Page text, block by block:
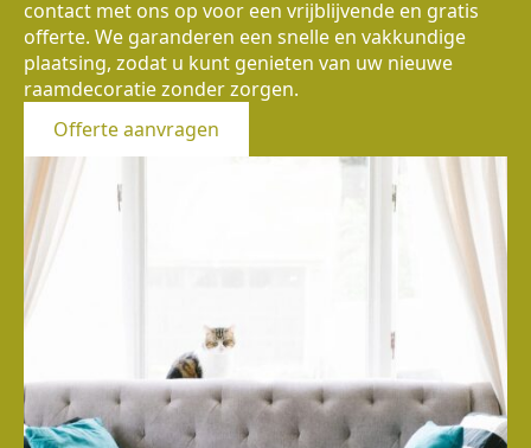
contact met ons op voor een vrijblijvende en gratis
offerte. We garanderen een snelle en vakkundige
plaatsing, zodat u kunt genieten van uw nieuwe
raamdecoratie zonder zorgen.
Offerte aanvragen